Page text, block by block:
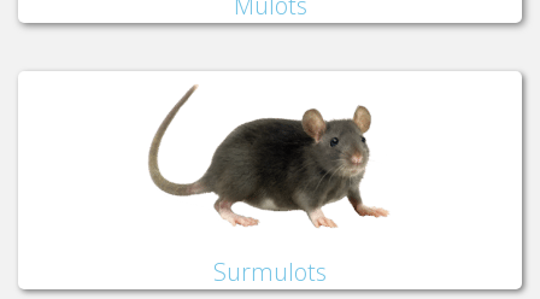
Surmulots